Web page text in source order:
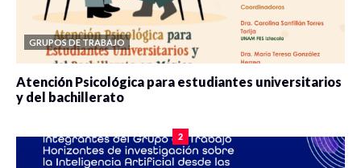
GRUPOS DE TRABAJO
Atención Psicológica para estudiantes universitarios
y del bachillerato
2